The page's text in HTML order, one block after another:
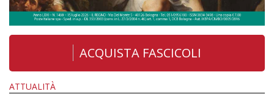
ACQUISTA FASCICOLI
ATTUALITÀ